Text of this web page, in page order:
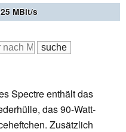
MBit/s
Spectre enthält das
das 90-Watt-
Zusätzlich